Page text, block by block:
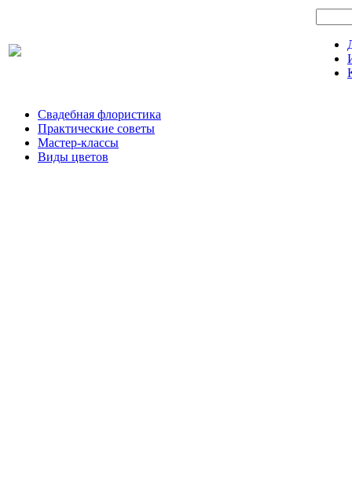
Свадебная флористика
Практические советы
Мастер-классы
Виды цветов